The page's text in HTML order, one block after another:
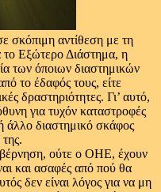
σκόπιμη αντίθεση με τη
Εξώτερο Διάστημα, η
των όποιων διαστημικών
το έδαφός τους, είτε
δραστηριότητες. Γι’ αυτό,
για τυχόν καταστροφές
άλλο διαστημικό σκάφος
ούτε ο ΟΗΕ, έχουν
και ασαφές από πού θα
δεν είναι λόγος για να μη